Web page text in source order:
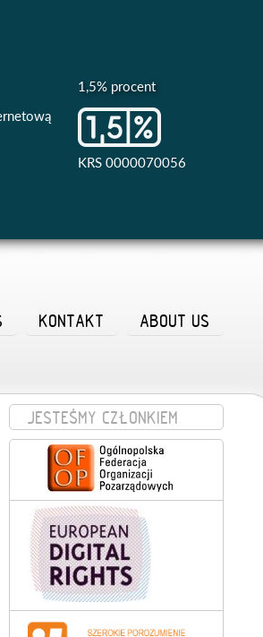
1,5% procent
KRS 0000070056
ABOUT US
KONTAKT
JESTEŚMY CZŁONKIEM